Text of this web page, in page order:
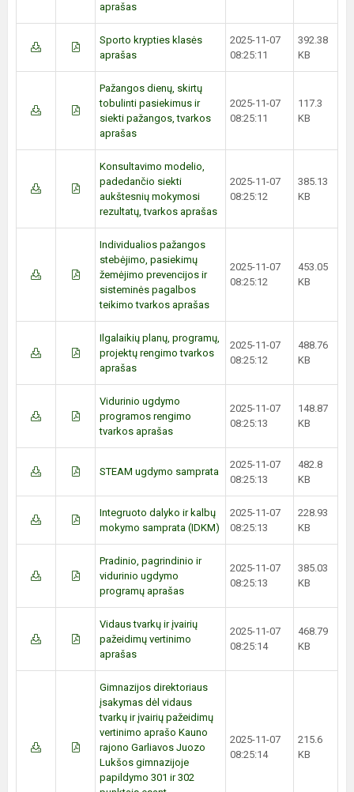
aprašas
Sporto krypties klasės
aprašas
2025-11-07
08:25:11
392.38
KB
Pažangos dienų, skirtų
tobulinti pasiekimus ir
siekti pažangos, tvarkos
aprašas
2025-11-07
08:25:11
117.3
KB
Konsultavimo modelio,
padedančio siekti
aukštesnių mokymosi
rezultatų, tvarkos aprašas
2025-11-07
08:25:12
385.13
KB
Individualios pažangos
stebėjimo, pasiekimų
žemėjimo prevencijos ir
sisteminės pagalbos
teikimo tvarkos aprašas
2025-11-07
08:25:12
453.05
KB
Ilgalaikių planų, programų,
projektų rengimo tvarkos
aprašas
2025-11-07
08:25:12
488.76
KB
Vidurinio ugdymo
programos rengimo
tvarkos aprašas
2025-11-07
08:25:13
148.87
KB
STEAM ugdymo samprata
2025-11-07
08:25:13
482.8
KB
Integruoto dalyko ir kalbų
mokymo samprata (IDKM)
2025-11-07
08:25:13
228.93
KB
Pradinio, pagrindinio ir
vidurinio ugdymo
programų aprašas
2025-11-07
08:25:13
385.03
KB
Vidaus tvarkų ir įvairių
pažeidimų vertinimo
aprašas
2025-11-07
08:25:14
468.79
KB
Gimnazijos direktoriaus
įsakymas dėl vidaus
tvarkų ir įvairių pažeidimų
vertinimo aprašo Kauno
rajono Garliavos Juozo
Lukšos gimnazijoje
papildymo 301 ir 302
2025-11-07
08:25:14
215.6
KB